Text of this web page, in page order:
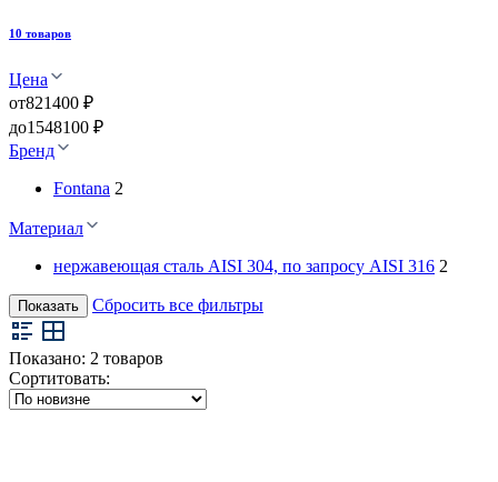
10 товаров
Цена
от821400 ₽
до1548100 ₽
Бренд
Fontana 2
Материал
нержавеющая сталь AISI 304, по запросу AISI 316 2
Показать Сбросить все фильтры
Показано: 2 товаров
Сортитовать: